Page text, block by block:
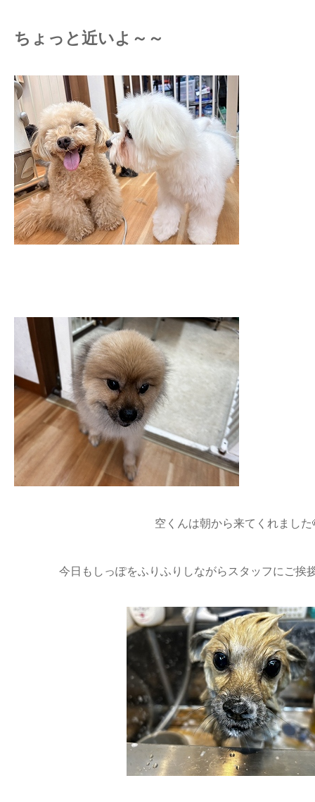
ちょっと近いよ～～
空くんは朝から来てくれまし
今日もしっぽをふりふりしながらスタッフにご